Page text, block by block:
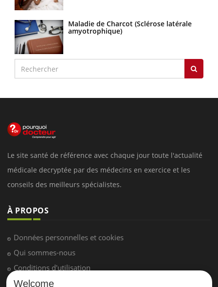
Maladie de Charcot (Sclérose latérale
amyotrophique)
Le site santé de référence avec chaque jour toute l'actualité
médicale decryptée par des médecins en exercice et les
conseils des meilleurs spécialistes.
À PROPOS
Données personnelles et cookies
Qui sommes-nous
Conditions d'utilisation
Plan du site
Welcome